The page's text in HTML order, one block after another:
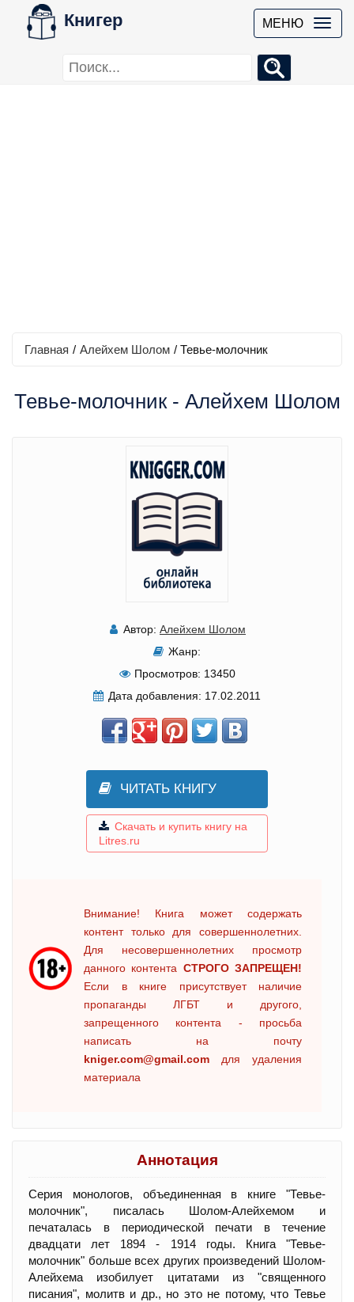
Книгер МЕНЮ
Главная / Алейхем Шолом / Тевье-молочник
Тевье-молочник - Алейхем Шолом
Автор: Алейхем Шолом
Жанр:
Просмотров: 13450
Дата добавления: 17.02.2011
ЧИТАТЬ КНИГУ
Скачать и купить книгу на
Litres.ru
Внимание! Книга может содержать
контент только для совершеннолетних.
Для несовершеннолетних просмотр
данного контента СТРОГО ЗАПРЕЩЕН!
Если в книге присутствует наличие
пропаганды ЛГБТ и другого,
запрещенного контента - просьба
написать на почту
kniger.com@gmail.com для удаления
материала
Аннотация
Серия монологов, объединенная в книге "Тевье-
молочник", писалась Шолом-Алейхемом и
печаталась в периодической печати в течение
двадцати лет 1894 - 1914 годы. Книга "Тевье-
молочник" больше всех других произведений Шолом-
Алейхема изобилует цитатами из "священного
писания", молитв и др., но это не потому, что Тевье